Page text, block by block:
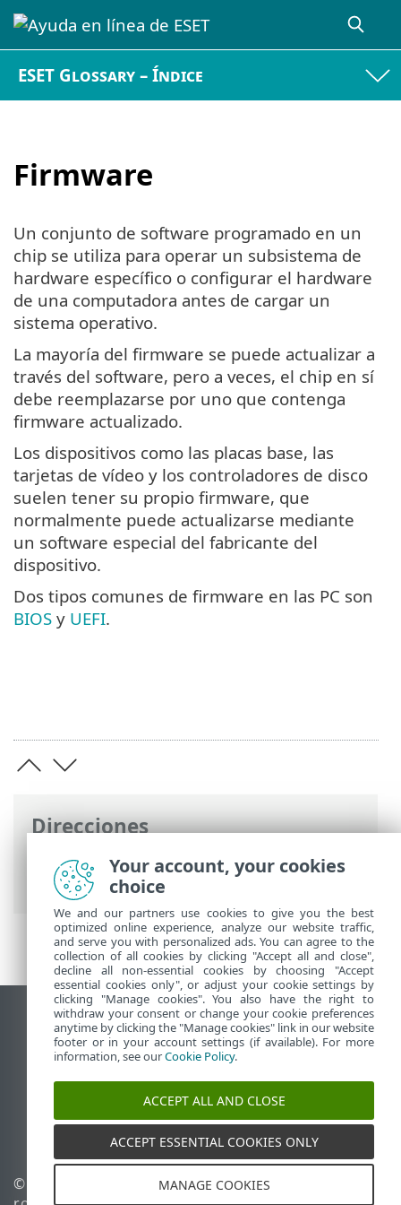
ESET Glossary – Índice
Firmware
Direcciones
Ayuda en línea de ESET> ESET Glossary>
Conceptos y términos >
BIOS
Un conjunto de software programado en un
chip se utiliza para operar un subsistema de
hardware específico o configurar el hardware
de una computadora antes de cargar un
sistema operativo.
La mayoría del firmware se puede actualizar a
través del software, pero a veces, el chip en sí
debe reemplazarse por uno que contenga
firmware actualizado.
Los dispositivos como las placas base, las
tarjetas de vídeo y los controladores de disco
suelen tener su propio firmware, que
normalmente puede actualizarse mediante
un software especial del fabricante del
dispositivo.
Dos tipos comunes de firmware en las PC son
BIOS y UEFI.
Ver sitio para ordenador
End of Life
Base de conocimiento de ESET
Foro de ESET
ESET Status Portal
Soporte técnico regional
© 1992 - 2026 ESET, spol. s
Administrar cookies
Your account, your cookies
choice
We and our partners use cookies to give you the best
optimized online experience, analyze our website traffic,
and serve you with personalized ads. You can agree to the
collection of all cookies by clicking "Accept all and close",
decline all non-essential cookies by choosing "Accept
essential cookies only", or adjust your cookie settings by
clicking "Manage cookies". You also have the right to
withdraw your consent or change your cookie preferences
anytime by clicking the "Manage cookies" link in our website
footer or in your account settings (if available). For more
information, see ourCookie Policy.
ACCEPT ALL AND CLOSE
ACCEPT ESSENTIAL COOKIES ONLY
MANAGE COOKIES